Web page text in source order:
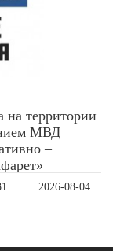
на территории
МВД
–
2026-08-04